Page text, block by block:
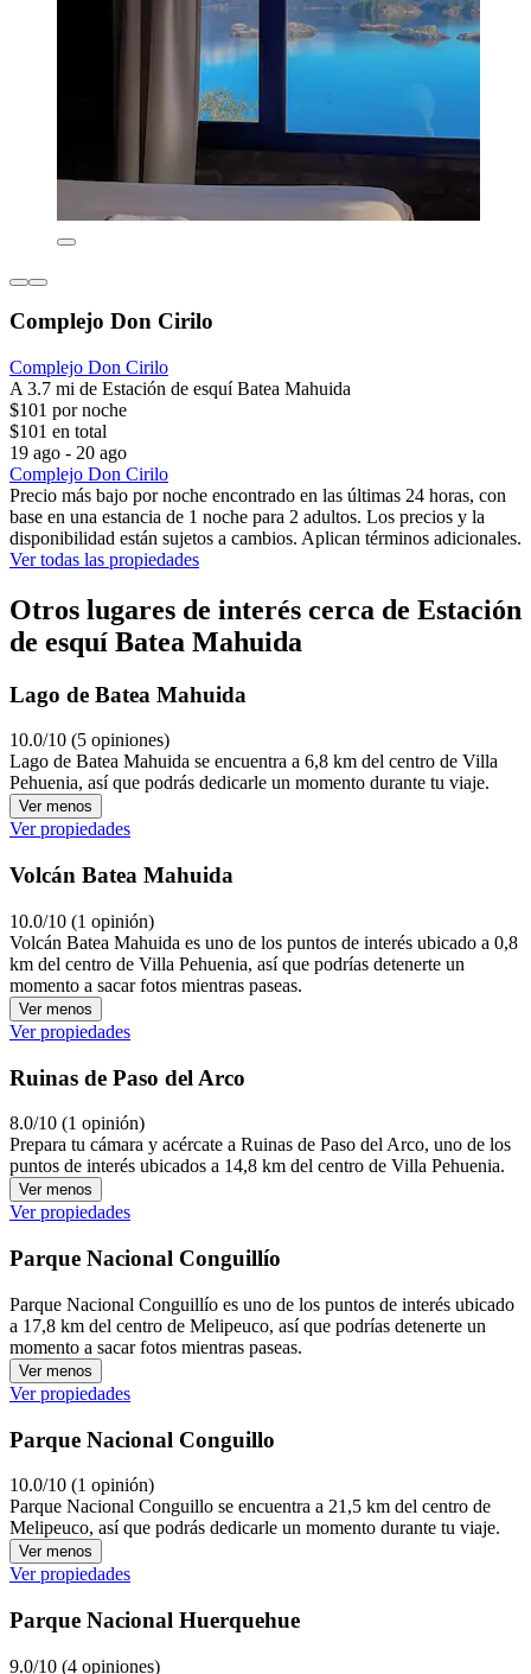
Complejo Don Cirilo
Complejo Don Cirilo
A 3.7 mi de Estación de esquí Batea Mahuida
$101 por noche
$101 en total
19 ago - 20 ago
Complejo Don Cirilo
Precio más bajo por noche encontrado en las últimas 24 horas, con
base en una estancia de 1 noche para 2 adultos. Los precios y la
disponibilidad están sujetos a cambios. Aplican términos adicionales.
Ver todas las propiedades
Otros lugares de interés cerca de Estación
de esquí Batea Mahuida
Lago de Batea Mahuida
10.0/10 (5 opiniones)
Lago de Batea Mahuida se encuentra a 6,8 km del centro de Villa
Pehuenia, así que podrás dedicarle un momento durante tu viaje.
Ver menos
Ver propiedades
Volcán Batea Mahuida
10.0/10 (1 opinión)
Volcán Batea Mahuida es uno de los puntos de interés ubicado a 0,8
km del centro de Villa Pehuenia, así que podrías detenerte un
momento a sacar fotos mientras paseas.
Ver menos
Ver propiedades
Ruinas de Paso del Arco
8.0/10 (1 opinión)
Prepara tu cámara y acércate a Ruinas de Paso del Arco, uno de los
puntos de interés ubicados a 14,8 km del centro de Villa Pehuenia.
Ver menos
Ver propiedades
Parque Nacional Conguillío
Parque Nacional Conguillío es uno de los puntos de interés ubicado
a 17,8 km del centro de Melipeuco, así que podrías detenerte un
momento a sacar fotos mientras paseas.
Ver menos
Ver propiedades
Parque Nacional Conguillo
10.0/10 (1 opinión)
Parque Nacional Conguillo se encuentra a 21,5 km del centro de
Melipeuco, así que podrás dedicarle un momento durante tu viaje.
Ver menos
Ver propiedades
Parque Nacional Huerquehue
9.0/10 (4 opiniones)